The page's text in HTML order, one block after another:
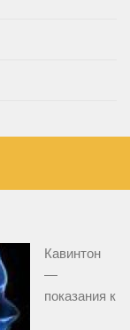
Кавинтон
—
показания к